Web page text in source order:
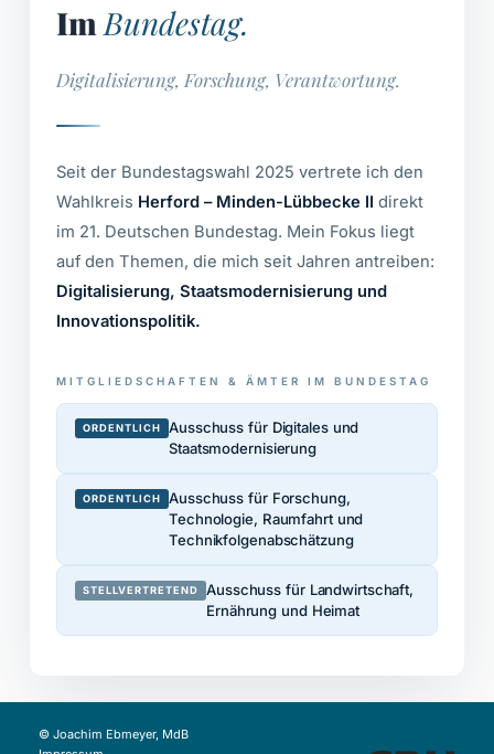
Im Bundestag.
Digitalisierung, Forschung, Verantwortung.
Seit der Bundestagswahl 2025 vertrete ich den
Wahlkreis Herford – Minden-Lübbecke II direkt
im 21. Deutschen Bundestag. Mein Fokus liegt
auf den Themen, die mich seit Jahren antreiben:
Digitalisierung, Staatsmodernisierung und
Innovationspolitik.
MITGLIEDSCHAFTEN & ÄMTER IM BUNDESTAG
ORDENTLICH
Ausschuss für Digitales und
Staatsmodernisierung
ORDENTLICH
Ausschuss für Forschung,
Technologie, Raumfahrt und
Technikfolgenabschätzung
STELLVERTRETEND
Ausschuss für Landwirtschaft,
Ernährung und Heimat
© Joachim Ebmeyer, MdB